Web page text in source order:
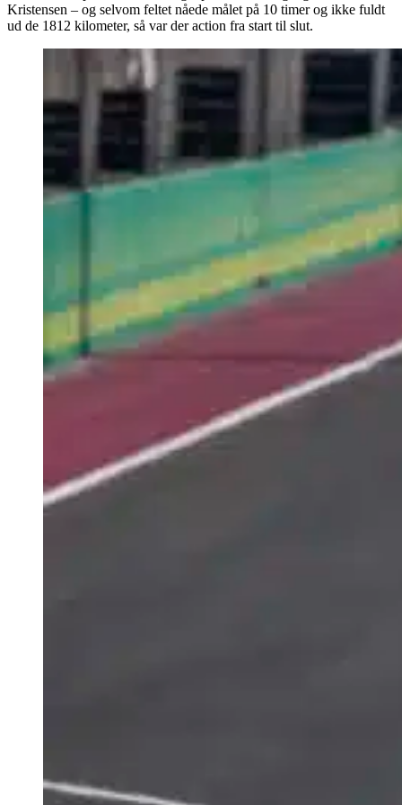
Kristensen – og selvom feltet nåede målet på 10 timer og ikke fuldt
ud de 1812 kilometer, så var der action fra start til slut.